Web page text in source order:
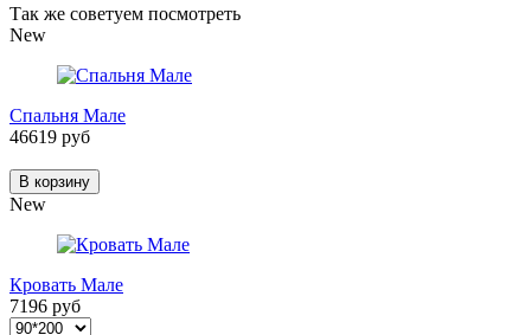
Так же советуем посмотреть
New
Спальня Мале
46619 руб
В корзину
New
Кровать Мале
7196 руб